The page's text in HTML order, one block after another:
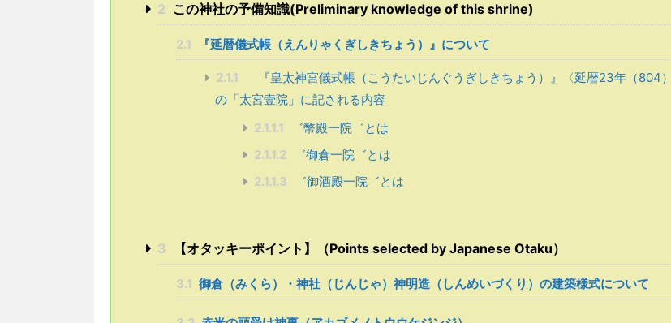
2 この神社の予備知識(Preliminary knowledge of this shrine)
2.1 『延暦儀式帳（えんりゃくぎしきちょう）』について
2.1.1
『皇太神宮儀式帳（こうたいじんぐうぎしきちょう）』〈延暦23年（804）
の「太宮壹院」に記される内容
2.1.1.1
゛幣殿一院゛とは
2.1.1.2
゛御倉一院゛とは
2.1.1.3
゛御酒殿一院゛とは
3 【オタッキーポイント】（Points selected by Japanese Otaku）
3.1 御倉（みくら）・神社（じんじゃ）神明造（しんめいづくり）の建築様式について